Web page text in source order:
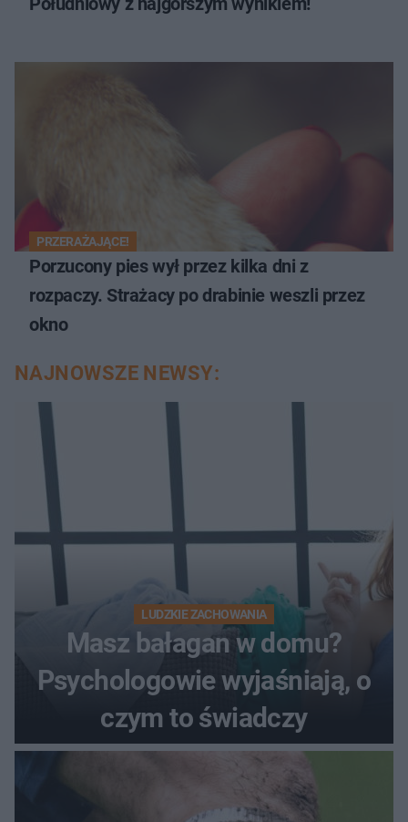
PRZERAŻAJĄCE!
Porzucony pies wył przez kilka dni z
rozpaczy. Strażacy po drabinie weszli przez
okno
NAJNOWSZE NEWSY:
LUDZKIE ZACHOWANIA
Masz bałagan w domu?
Psychologowie wyjaśniają, o
czym to świadczy